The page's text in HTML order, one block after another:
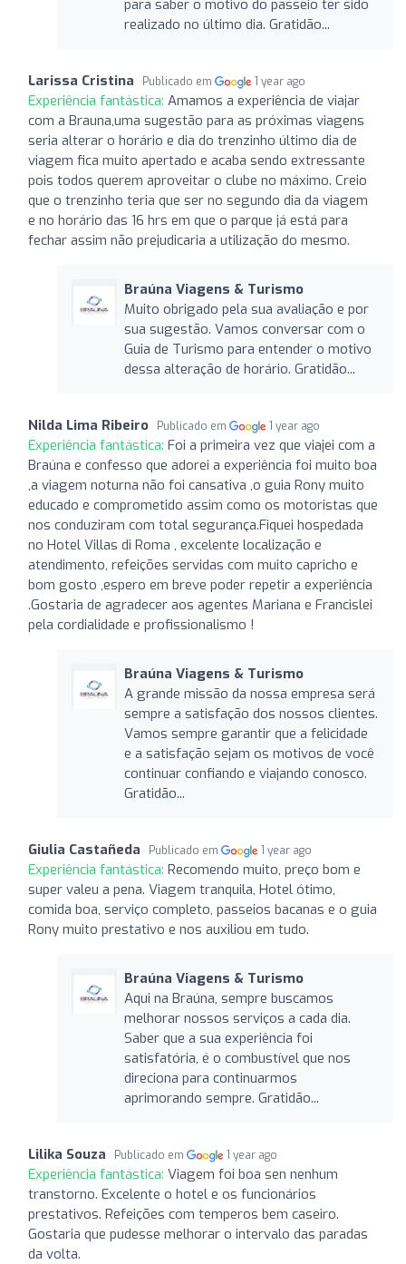
para saber o motivo do passeio ter sido
realizado no último dia. Gratidão...
Larissa Cristina Publicado em 1 year ago
Experiência fantástica: Amamos a experiência de viajar
com a Brauna,uma sugestão para as próximas viagens
seria alterar o horário e dia do trenzinho último dia de
viagem fica muito apertado e acaba sendo extressante
pois todos querem aproveitar o clube no máximo. Creio
que o trenzinho teria que ser no segundo dia da viagem
e no horário das 16 hrs em que o parque já está para
fechar assim não prejudicaria a utilização do mesmo.
Braúna Viagens & Turismo
Muito obrigado pela sua avaliação e por
sua sugestão. Vamos conversar com o
Guia de Turismo para entender o motivo
dessa alteração de horário. Gratidão...
Nilda Lima Ribeiro Publicado em 1 year ago
Experiência fantástica: Foi a primeira vez que viajei com a
Braúna e confesso que adorei a experiência foi muito boa
,a viagem noturna não foi cansativa ,o guia Rony muito
educado e comprometido assim como os motoristas que
nos conduziram com total segurança.Fiquei hospedada
no Hotel Villas di Roma , excelente localização e
atendimento, refeições servidas com muito capricho e
bom gosto ,espero em breve poder repetir a experiência
.Gostaria de agradecer aos agentes Mariana e Francislei
pela cordialidade e profissionalismo !
Braúna Viagens & Turismo
A grande missão da nossa empresa será
sempre a satisfação dos nossos clientes.
Vamos sempre garantir que a felicidade
e a satisfação sejam os motivos de você
continuar confiando e viajando conosco.
Gratidão...
Giulia Castañeda Publicado em 1 year ago
Experiência fantástica: Recomendo muito, preço bom e
super valeu a pena. Viagem tranquila, Hotel ótimo,
comida boa, serviço completo, passeios bacanas e o guia
Rony muito prestativo e nos auxiliou em tudo.
Braúna Viagens & Turismo
Aqui na Braúna, sempre buscamos
melhorar nossos serviços a cada dia.
Saber que a sua experiência foi
satisfatória, é o combustível que nos
direciona para continuarmos
aprimorando sempre. Gratidão...
Lilika Souza Publicado em 1 year ago
Experiência fantástica: Viagem foi boa sen nenhum
transtorno. Excelente o hotel e os funcionários
prestativos. Refeições com temperos bem caseiro.
Gostaria que pudesse melhorar o intervalo das paradas
da volta.